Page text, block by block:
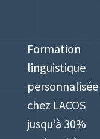
Formation
linguistique
personnalisée
chez LACOS
jusqu’à 30%